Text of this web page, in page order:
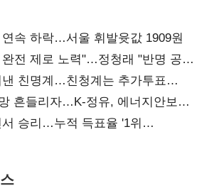
속 하락…서울 휘발윳값 1909원
완전 제로 노력"…정청래 "반명 공세
친명계…친청계는 추가투표
흔들리자…K-정유, 에너지안보
서 승리…누적 득표율 '1위